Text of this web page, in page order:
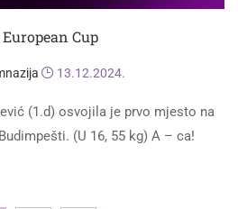
Cup
13.12.2024.
(1.d) osvojila je prvo mjesto na
(U 16, 55 kg) A – ca!